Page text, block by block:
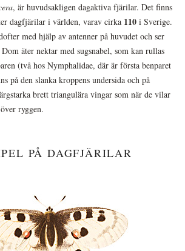
, är huvudsakligen dagaktiva fjärilar. Det finns
dagfjärilar i världen, varav cirka 110 i Sverige.
med hjälp av antenner på huvudet och ser
äter nektar med sugsnabel, som kan rullas
(två hos Nymphalidae, där är första benparet
på den slanka kroppens undersida och på
brett triangulära vingar som när de vilar
ryggen.
PÅ DAGFJÄRILAR